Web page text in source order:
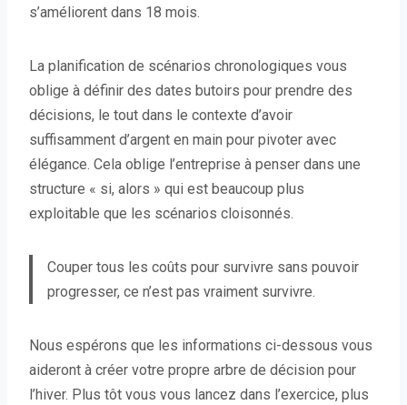
s’améliorent dans 18 mois.
La planification de scénarios chronologiques vous
oblige à définir des dates butoirs pour prendre des
décisions, le tout dans le contexte d’avoir
suffisamment d’argent en main pour pivoter avec
élégance. Cela oblige l’entreprise à penser dans une
structure « si, alors » qui est beaucoup plus
exploitable que les scénarios cloisonnés.
Couper tous les coûts pour survivre sans pouvoir
progresser, ce n’est pas vraiment survivre.
Nous espérons que les informations ci-dessous vous
aideront à créer votre propre arbre de décision pour
l’hiver. Plus tôt vous vous lancez dans l’exercice, plus